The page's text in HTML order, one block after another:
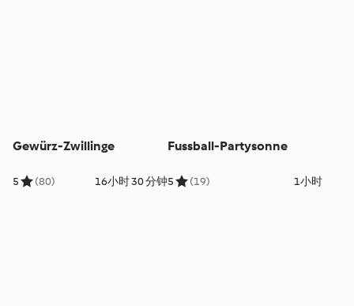
Gewürz-Zwillinge
5 (80) 16小时 30 分钟
Fussball-Partysonne
5 (19) 1小时